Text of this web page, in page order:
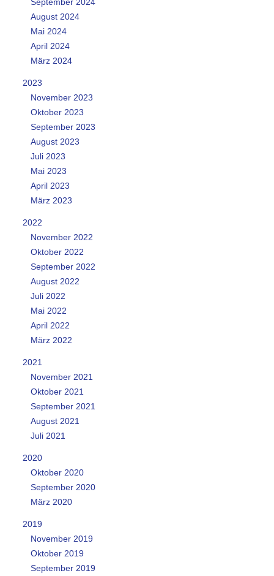
August 2024
Mai 2024
April 2024
März 2024
2023
November 2023
Oktober 2023
September 2023
August 2023
Juli 2023
Mai 2023
April 2023
März 2023
2022
November 2022
Oktober 2022
September 2022
August 2022
Juli 2022
Mai 2022
April 2022
März 2022
2021
November 2021
Oktober 2021
September 2021
August 2021
Juli 2021
2020
Oktober 2020
September 2020
März 2020
2019
November 2019
Oktober 2019
September 2019